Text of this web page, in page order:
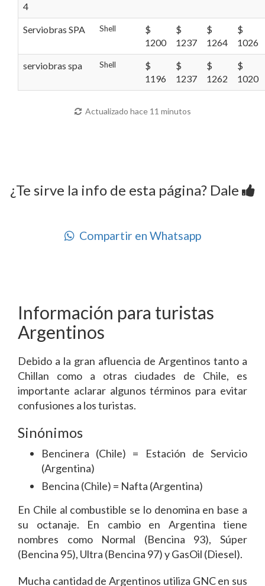
4
Serviobras SPA Shell
$
1200
$
1237
$
1264
$
1026
serviobras spa Shell
$
1196
$
1237
$
1262
$
1020
Actualizado hace 11 minutos
¿Te sirve la info de esta página? Dale
Compartir en Whatsapp
Información para turistas
Argentinos
Debido a la gran afluencia de Argentinos tanto a
Chillan como a otras ciudades de Chile, es
importante aclarar algunos términos para evitar
confusiones a los turistas.
Sinónimos
Bencinera (Chile) = Estación de Servicio
(Argentina)
Bencina (Chile) = Nafta (Argentina)
En Chile al combustible se lo denomina en base a
su octanaje. En cambio en Argentina tiene
nombres como Normal (Bencina 93), Súper
(Bencina 95), Ultra (Bencina 97) y GasOil (Diesel).
Mucha cantidad de Argentinos utiliza GNC en sus